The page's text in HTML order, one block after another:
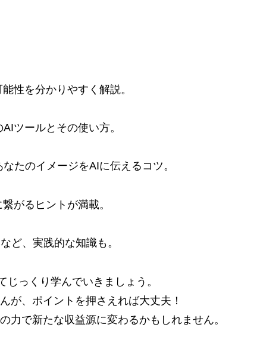
性を分かりやすく解説。
ツールとその使い方。
たのイメージをAIに伝えるコツ。
がるヒントが満載。
ど、実践的な知識も。
っくり学んでいきましょう。
が、ポイントを押さえれば大丈夫！
力で新たな収益源に変わるかもしれません。